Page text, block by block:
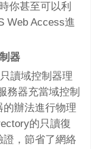
你甚至可以利
Web Access進
器
讀域控制器理
務器充當域控制
辦法進行物理
的只讀復
，節省了網絡